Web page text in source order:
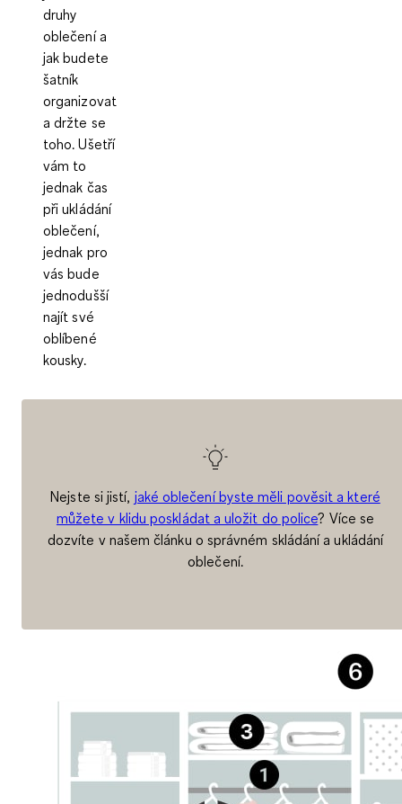
druhy
oblečení a
jak budete
šatník
organizovat
a držte se
toho. Ušetří
vám to
jednak čas
při ukládání
oblečení,
jednak pro
vás bude
jednodušší
najít své
oblíbené
kousky.
Nejste si jistí, jaké oblečení byste měli pověsit a které
můžete v klidu poskládat a uložit do police? Více se
dozvíte v našem článku o správném skládání a ukládání
oblečení.